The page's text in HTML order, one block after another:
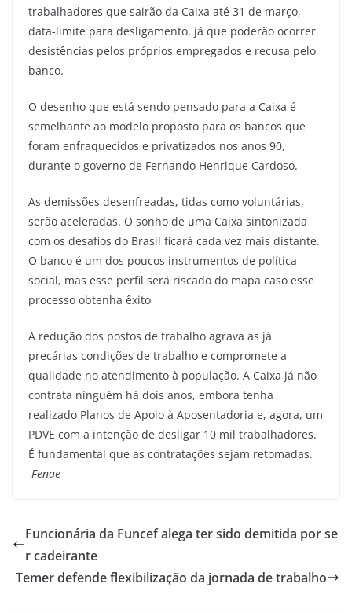
trabalhadores que sairão da Caixa até 31 de março,
data-limite para desligamento, já que poderão ocorrer
desistências pelos próprios empregados e recusa pelo
banco.
O desenho que está sendo pensado para a Caixa é
semelhante ao modelo proposto para os bancos que
foram enfraquecidos e privatizados nos anos 90,
durante o governo de Fernando Henrique Cardoso.
As demissões desenfreadas, tidas como voluntárias,
serão aceleradas. O sonho de uma Caixa sintonizada
com os desafios do Brasil ficará cada vez mais distante.
O banco é um dos poucos instrumentos de política
social, mas esse perfil será riscado do mapa caso esse
processo obtenha êxito
A redução dos postos de trabalho agrava as já
precárias condições de trabalho e compromete a
qualidade no atendimento à população. A Caixa já não
contrata ninguém há dois anos, embora tenha
realizado Planos de Apoio à Aposentadoria e, agora, um
PDVE com a intenção de desligar 10 mil trabalhadores.
É fundamental que as contratações sejam retomadas.
Fenae
Funcionária da Funcef alega ter sido demitida por se
r cadeirante
Temer defende flexibilização da jornada de trabalho